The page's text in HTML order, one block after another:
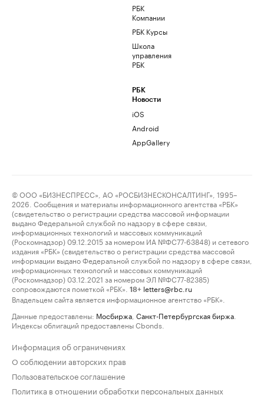
РБК
Компании
РБК Курсы
Школа
управления
РБК
РБК
Новости
iOS
Android
AppGallery
© ООО «БИЗНЕСПРЕСС», АО «РОСБИЗНЕСКОНСАЛТИНГ», 1995–
2026. Сообщения и материалы информационного агентства «РБК»
(свидетельство о регистрации средства массовой информации
выдано Федеральной службой по надзору в сфере связи,
информационных технологий и массовых коммуникаций
(Роскомнадзор) 09.12.2015 за номером ИА №ФС77-63848) и сетевого
издания «РБК» (свидетельство о регистрации средства массовой
информации выдано Федеральной службой по надзору в сфере связи,
информационных технологий и массовых коммуникаций
(Роскомнадзор) 03.12.2021 за номером ЭЛ №ФС77-82385)
сопровождаются пометкой «РБК».
18+ letters@rbc.ru
Владельцем сайта является информационное агентство «РБК».
Данные предоставлены: Мосбиржа Санкт-Петербургская биржа
Индексы облигаций предоставлены Cbonds.
Информация об ограничениях
О соблюдении авторских прав
Пользовательское соглашение
Политика в отношении обработки персональных данных